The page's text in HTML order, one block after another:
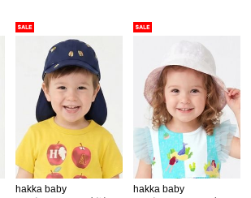
hakka baby
hakka baby